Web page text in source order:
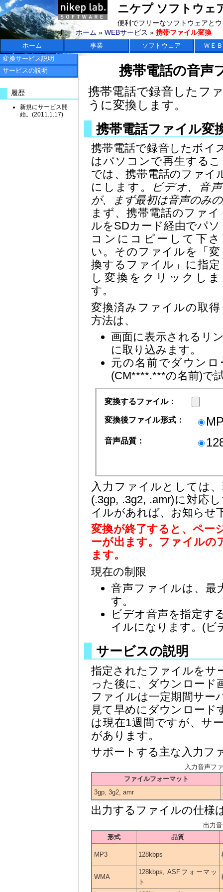
ニケプ ソフトウェ
便利でフリーなソフトウェアと
す。 ホーム »WEBサービス »携帯ファイル変換
ホーム 事業 ソフトウェア
ＷＥ
変換サービス説明
サービスの説明
履歴
新規にサービス開
始。(2011.1.17)
携帯電話の音声
携帯電話で録音したフ
うに変換します。
携帯電話ファイル変
携帯電話で録音したボイ
はパソコンで再生する
では、携帯電話のファイ
にします。
ビデオ、音
が、まず最初は音声のみ
まず、携帯電話のファイ
ルをSDカード経由でパソ
コンにコピーして下さ
い。そのファイルを「変
換するファイル」に指定
し変換をクリックしま
す。
変換済みファイルの取得
方法は、
画面に表示されるリ
に取り込みます。
元の名前でダウン
(CM****.***の名前)で
変換するファイル：
変換後ファイル形式：
音声品質：
入力ファイルとしては
(.3gp, .3g2, .amr)に対応
イルがあれば、お知らせ
変換が終了すると、ペー
ーが出ます。ファイルの
ます。
現在の制限
音声ファイルは、最
す。
ビデオ音声を指定す
イルになります。(ビ
サービスの説明
指定されたファイルをサ
った後に、ダウンロード
ファイルは一定期間サー
見て早めにダウンロード
は現在1週間ですが、サ
があります。
サポートする主な入力フ
入力音声フ
ファイルフォーマット
3gp, 3g2, amr
出力するファイルの仕様
出力
形式
品質
MP3 128kbps
WMA
128kbps, ASFフォーマッ
ト